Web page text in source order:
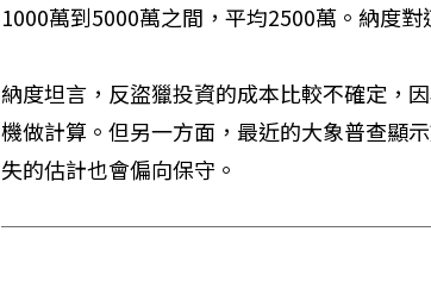
1000萬到5000萬之間，平均2500萬。納度對
納度坦言，反盜獵投資的成本比較不確定，
機做計算。但另一方面，最近的大象普查顯
失的估計也會偏向保守。